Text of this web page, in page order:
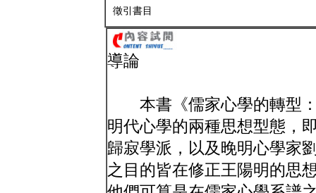
徵引書目
導論
本書《儒家心學的轉型：
明代心學的兩種思想型態，
歸寂學派，以及晚明心學家
之目的皆在修正王陽明的思